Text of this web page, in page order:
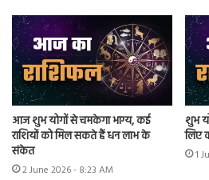
आज शुभ योगों से चमकेगा भाग्य, कई
राशियों को मिल सकते हैं धन लाभ के
संकेत
2 June 2026 - 8:23 AM
शुभ
लिए
1